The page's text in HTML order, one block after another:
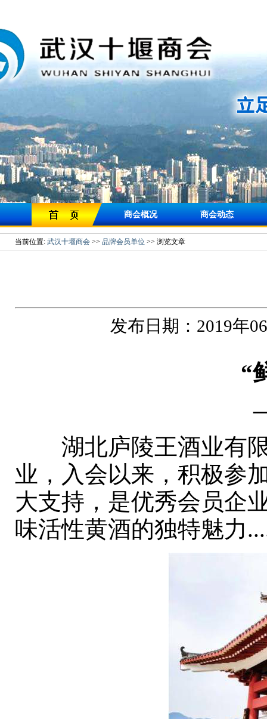
商会概况 商会动态
当前位置: 武汉十堰商会 >> 品牌会员单位 >> 浏览文章
发布日期：2019
“
湖北庐陵王酒业有限
业，入会以来，积极参
大支持，是优秀会员企
味活性黄酒的独特魅力